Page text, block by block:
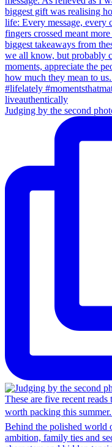
Judging by the second